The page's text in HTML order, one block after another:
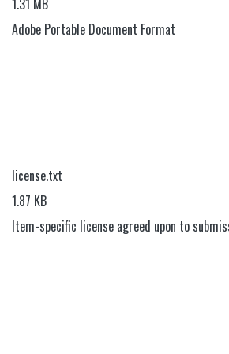
1.31 MB
Adobe Portable Document Format
license.txt
1.87 KB
Item-specific license agreed upon to